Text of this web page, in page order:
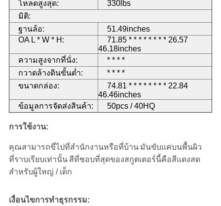
โหลดสูงสุด:
330lbs
มิติ:
ฐานล้อ:
51.49inches
OA L * W * H:
71.85 * * * * * * * * 26.57
46.18inches
ความสูงจากที่นั่ง:
* * * *
กวาดล้างดินขั้นต่ำ:
* * * *
ขนาดกล่อง:
74.81 * * * * * * * * 22.84
46.46inches
ข้อมูลการจัดส่งสินค้า:
50pcs / 40HQ
การใช้งาน:
คุณสามารถขี่ไปที่สำนักงานหรือที่บ้าน มันขับแค่บนพื้นผิว
ที่ราบเรียบเท่านั้น สีที่ชอบที่สุดของสกูตเตอร์นี้คือสีแดงสด
สำหรับผู้ใหญ่ / เด็ก
เงื่อนไขการทำธุรกรรม: